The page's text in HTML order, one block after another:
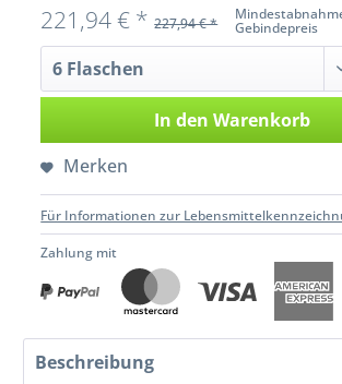
Gebindepreis
221,94 € * 227,94 € *
In den Warenkorb
Merken
Für Informationen zur
Zahlung mit
Beschreibung